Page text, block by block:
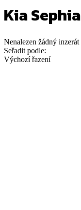
Kia Sephia
Nenalezen žádný inzerát
Seřadit podle:
Výchozí řazení